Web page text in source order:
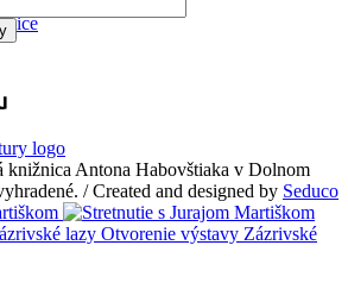
knižnica Antona Habovštiaka v Dolnom
/ Created and designed by Seduco
Otvorenie výstavy Zázrivské